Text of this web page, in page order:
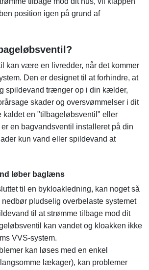
position igen på grund af
kan være en livredder, når det kommer
Den er designet til at forhindre, at
spildevand trænger op i din kælder,
skader og oversvømmelser i dit
kaldet en "tilbageløbsventil" eller
en bagvandsventil installeret på din
kun vand eller spildevand at
løber baglæns
til en bykloakledning, kan noget så
pludselig overbelaste systemet
til at strømme tilbage mod dit
kan vandet og kloakken ikke
VVS-system.
kan løses med en enkel
lækager), kan problemer